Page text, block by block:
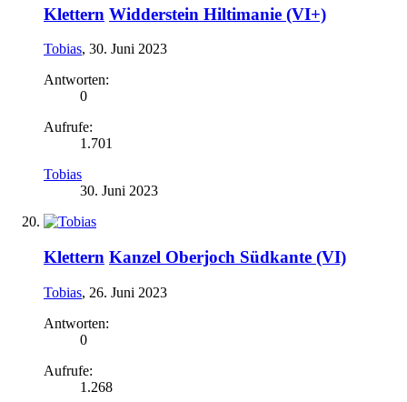
Klettern Widderstein Hiltimanie (VI+)
Tobias, 30. Juni 2023
Antworten:
0
Aufrufe:
1.701
Tobias
30. Juni 2023
Klettern Kanzel Oberjoch Südkante (VI)
Tobias, 26. Juni 2023
Antworten:
0
Aufrufe:
1.268